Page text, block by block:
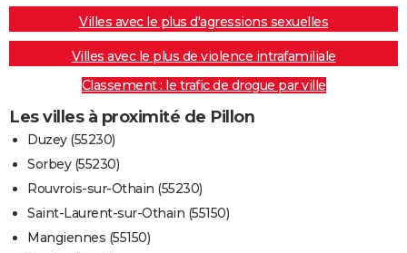
Villes avec le plus d'agressions sexuelles
Villes avec le plus de violence intrafamiliale
Classement : le trafic de drogue par ville
Les villes à proximité de Pillon
Duzey (55230)
Sorbey (55230)
Rouvrois-sur-Othain (55230)
Saint-Laurent-sur-Othain (55150)
Mangiennes (55150)